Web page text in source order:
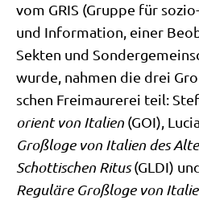
vom GRIS (Grup­pe für
und Infor­ma­ti­on, einer
Sek­ten und
wur­de, nah­men die drei
schen Frei­mau­re­rei teil:
ori­ent von Ita­li­en (GOI),
Groß­lo­ge von Ita­li­en des
Schot­ti­schen Ritus(GLDI)
Regu­lä­re Groß­lo­ge von